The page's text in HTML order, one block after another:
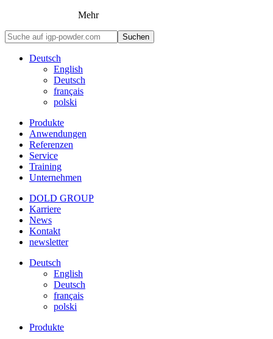
Mehr
Suchen
Deutsch
English
Deutsch
français
polski
Produkte
Anwendungen
Referenzen
Service
Training
Unternehmen
DOLD GROUP
Karriere
News
Kontakt
newsletter
Deutsch
English
Deutsch
français
polski
Produkte